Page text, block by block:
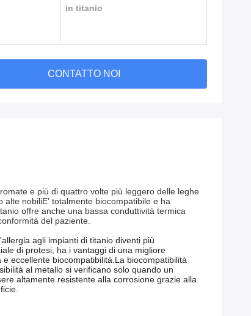
in titanio
CONTATTO NOI
e più di quattro volte più leggero delle leghe
nobiliE' totalmente biocompatibile e ha
offre anche una bassa conduttività termica
del paziente.
agli impianti di titanio diventi più
di protesi, ha i vantaggi di una migliore
eccellente biocompatibilità. La biocompatibilità
al metallo si verificano solo quando un
altamente resistente alla corrosione grazie alla